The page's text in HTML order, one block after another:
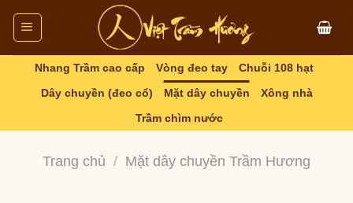
Skip
content
Nhang Trầm cao cấp Vòng đeo tay
Chuỗi 108 hạt
Dây chuyền (đeo cổ)
Mặt dây chuyền
Xông nhà
Trầm chìm nước
Trang chủ / Mặt dây chuyền Trầm Hương